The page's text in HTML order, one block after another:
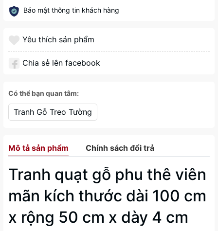
Bảo mật thông tin khách hàng
Yêu thích sản phẩm
Chia sẻ lên facebook
Có thể bạn quan tâm:
Tranh Gỗ Treo Tường
Mô tả sản phẩm Chính sách đổi trả
Tranh quạt gỗ phu thê viên
mãn kích thước dài 100 cm
x rộng 50 cm x dày 4 cm